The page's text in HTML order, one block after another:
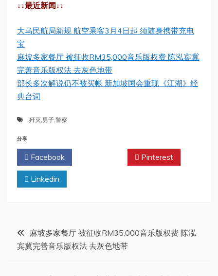
↓↓最近新闻↓↓
大马民航局新规 航空乘客3月4日起 须随身携带充电
宝
麻坡多家餐厅 被征收RM35,000音乐版权费 陈泓宾冀
完善音乐版权法 去灰色地带
部长多次解说仍不被买帐 新加坡国会重现《江湖》经
典台词
歼灭,男子,警察
分享
Facebook Pinterest
Linkedin
文
章
麻坡多家餐厅 被征收RM35,000音乐版权费 陈泓
宾冀完善音乐版权法 去灰色地带